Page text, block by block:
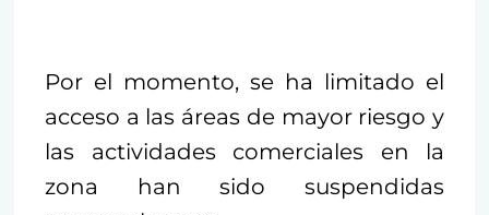
Por el momento, se ha limitado el
acceso a las áreas de mayor riesgo y
las actividades comerciales en la
zona han sido suspendidas